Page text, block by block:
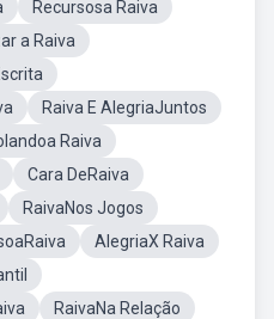
Recursosa Raiva
a Raiva
Raiva E AlegriaJuntos
Raiva
Cara DeRaiva
RaivaNos Jogos
AlegriaX Raiva
RaivaNa Relação